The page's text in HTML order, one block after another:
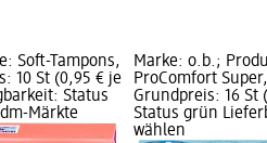
Soft-Tampons,
10 St (0,95 € je
Status
Märkte
Marke: o.b.;
ProComfort
Grundpreis: 16 St
Status grün
wählen